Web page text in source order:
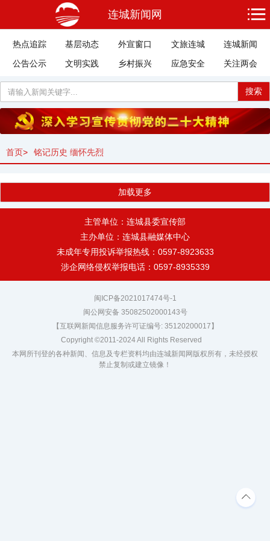
连城新闻网
热点追踪 基层动态 外宣窗口 文旅连城
连城新闻
公告公示
文明实践 乡村振兴 应急安全 关注两会
搜索
首页> 铭记历史 缅怀先烈
加载更多
主管单位：连城县委宣传部
主办单位：连城县融媒体中心
未成年专用投诉举报热线：0597-8923633
涉企网络侵权举报电话：0597-8935339
闽ICP备2021017474号-1
闽公网安备 35082502000143号
【互联网新闻信息服务许可证编号: 35120200017】
Copyright ©2011-2024 All Rights Reserved
本网所刊登的各种新闻、信息及专栏资料均由连城新闻网版权所有，未经授权
禁止复制或建立镜像！